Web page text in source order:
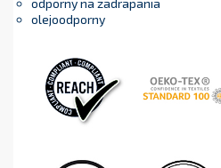
odporny na zadrapania
olejoodporny